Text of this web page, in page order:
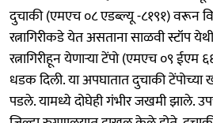
दुचाकी (एमएच ०८ एडब्ल्यू -८१९१) वरून
रत्नागिरीकडे येत असताना साळवी स्टॉप
रत्नागिरीहून येणाऱ्या टेंपो (एमएच ०९ ईएम
धडक दिली. या अपघातात दुचाकी टेंपोच्या
पडले. यामध्ये दोघेही गंभीर जखमी झाले.